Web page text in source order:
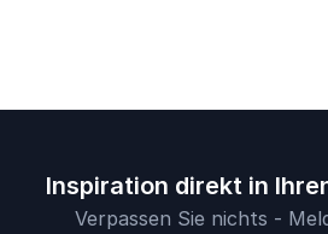
Inspiration direkt in
Verpassen Sie nichts -